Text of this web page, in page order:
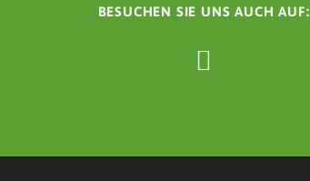
BESUCHEN SIE UNS AUCH AUF: